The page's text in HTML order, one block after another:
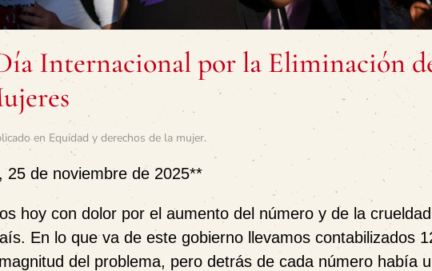
Internacional por la Eliminación
en Equidad y derechos de la mujer.
25 de noviembre de 2025**
hoy con dolor por el aumento del número y de la
En lo que va de este gobierno llevamos contabilizados
del problema, pero detrás de cada número había